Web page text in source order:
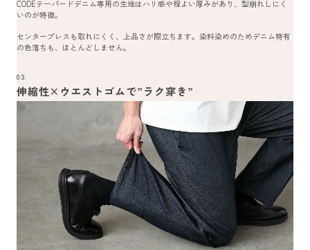
CODEテーパードデニム専用の生地はハリ感や程よい厚みがあり、型崩れしにく
いのが特徴。
センタープレスも取れにくく、上品さが際立ちます。染料染めのためデニム特有
の色落ちも、ほとんどしません。
03.
伸縮性×ウエストゴムで”ラク穿き”